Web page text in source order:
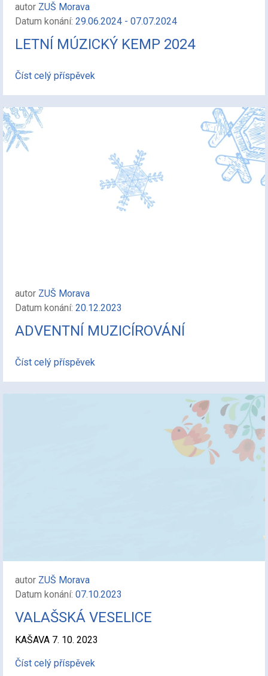
autor ZUŠ Morava
Datum konání: 29.06.2024 - 07.07.2024
LETNÍ MÚZICKÝ KEMP 2024
Číst celý příspěvek
autor ZUŠ Morava
Datum konání: 20.12.2023
ADVENTNÍ MUZICÍROVÁNÍ
Číst celý příspěvek
autor ZUŠ Morava
Datum konání: 07.10.2023
VALAŠSKÁ VESELICE
KAŠAVA 7. 10. 2023
Číst celý příspěvek